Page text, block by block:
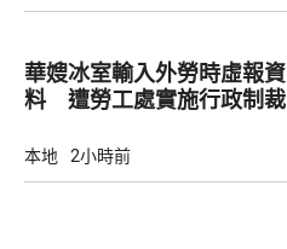
華嫂冰室輸入外勞時虛報資
料 遭勞工處實施行政制裁
本地 2小時前